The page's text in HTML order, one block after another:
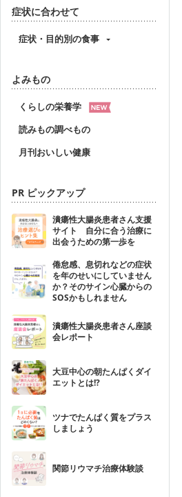
症状に合わせて
症状・目的別の食事
よみもの
くらしの栄養学
読みもの調べもの
月刊おいしい健康
PR ピックアップ
潰瘍性大腸炎患者さん支援
サイト 自分に合う治療に
出会うための第一歩を
倦怠感、息切れなどの症状
を年のせいにしていません
か？そのサイン心臓からの
SOSかもしれません
潰瘍性大腸炎患者さん座談
会レポート
大豆中心の朝たんぱくダイ
エットとは!?
ツナでたんぱく質をプラス
しましょう
関節リウマチ治療体験談